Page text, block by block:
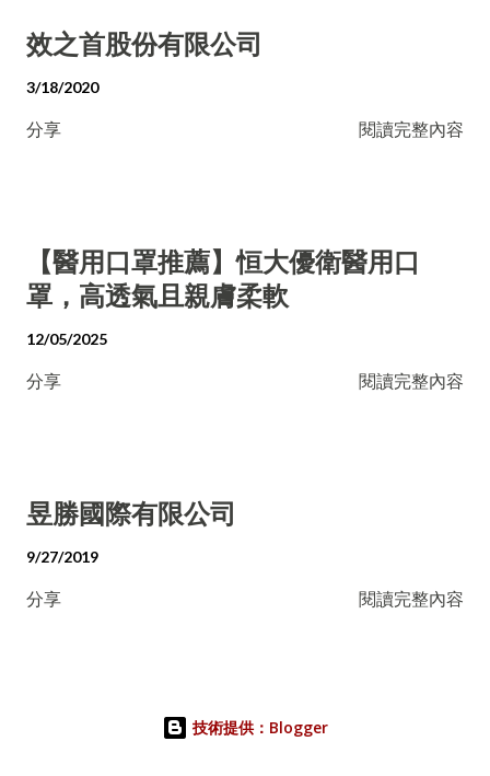
效之首股份有限公司
3/18/2020
分享 閱讀完整內容
【醫用口罩推薦】恒大優衛醫用口
罩，高透氣且親膚柔軟
12/05/2025
分享 閱讀完整內容
昱勝國際有限公司
9/27/2019
分享 閱讀完整內容
技術提供：Blogger